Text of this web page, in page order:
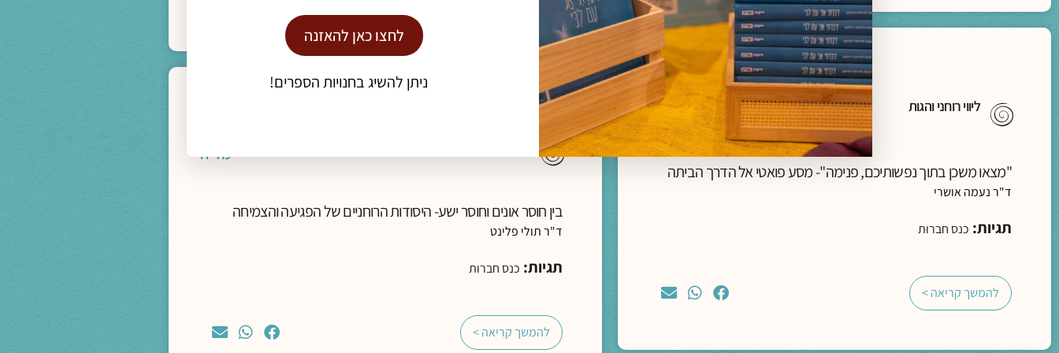
מדיה ליווי רוחני והגות
"מצאו משכן בתוך נפשותיכם, פנימה"- מסע פואטי אל הדרך הביתה
ד"ר נעמה אושרי
תגיות: כנס חברוּת
להמשך קריאה >
מדיה
בין חוסר אונים וחוסר ישע- היסודות הרוחניים של הפגיעה והצמיחה
ד"ר תולי פלינט
תגיות: כנס חברוּת
להמשך קריאה >
לחצו כאן להאזנה
ניתן להשיג בחנויות הספרים!